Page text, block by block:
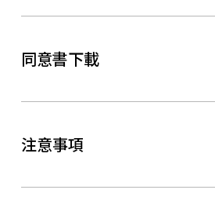
同意書下載
注意事項